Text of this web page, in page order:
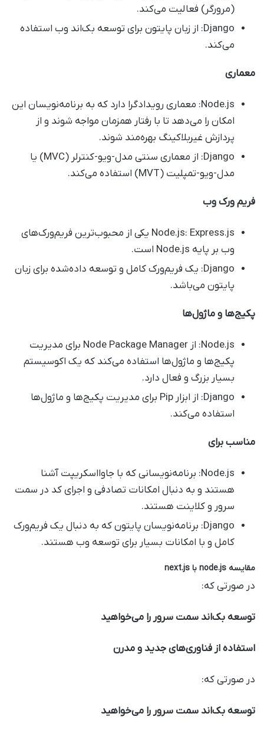
(مرورگر) فعالیت می‌کند.
Django: از زبان پایتون برای توسعه بک‌اند وب استفاده
می‌کند.
معماری
Node.js: معماری رویدادگرا دارد که به برنامه‌نویسان این
امکان را می‌دهد تا با رفتار همزمان مواجه شوند و از
پردازش غیربلاکینگ بهره‌مند شوند.
Django: از معماری سنتی مدل-ویو-کنترلر (MVC) یا
مدل-ویو-تمپلیت (MVT) استفاده می‌کند.
فریم‌ ورک وب
Node.js: Express.js یکی از محبوب‌ترین فریم‌ورک‌های
وب بر پایه Node.js است.
Django: یک فریم‌ورک کامل و توسعه داده‌شده برای زبان
پایتون می‌باشد.
پکیج‌ها و ماژول‌ها
Node.js: از Node Package Manager برای مدیریت
پکیج‌ها و ماژول‌ها استفاده می‌کند که یک اکوسیستم
بسیار بزرگ و فعال دارد.
Django: از ابزار Pip برای مدیریت پکیج‌ها و ماژول‌ها
استفاده می‌کند.
مناسب برای
Node.js: برنامه‌نویسانی که با جاوااسکریپت آشنا
هستند و به دنبال امکانات تصادفی و اجرای کد در سمت
سرور و کلاینت هستند.
Django: برنامه‌نویسان پایتون که به دنبال یک فریم‌ورک
کامل و با امکانات بسیار برای توسعه وب هستند.
مقایسه با
در صورتی که:
توسعه بک‌اند سمت سرور را می‌خواهید
استفاده از فناوری‌های جدید و مدرن
در صورتی که:
توسعه بک‌اند سمت سرور را می‌خواهید